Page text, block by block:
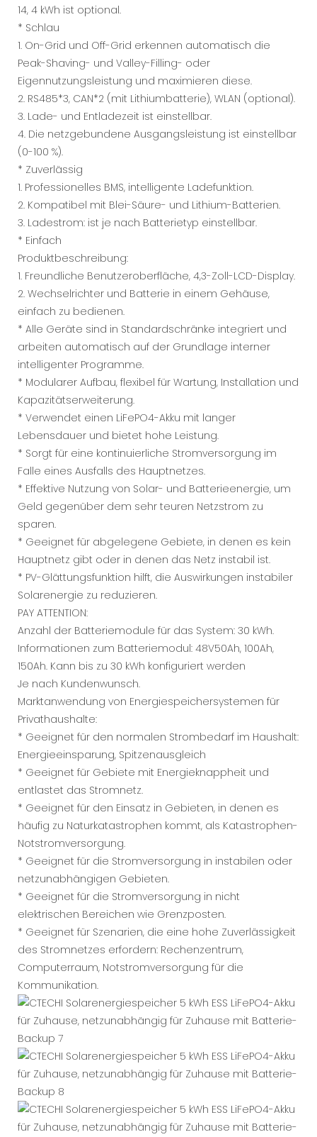
14, 4 kWh ist optional.
* Schlau
1. On-Grid und Off-Grid erkennen automatisch die
Peak-Shaving- und Valley-Filling- oder
Eigennutzungsleistung und maximieren diese.
2. RS485*3, CAN*2 (mit Lithiumbatterie), WLAN (optional).
3. Lade- und Entladezeit ist einstellbar.
4. Die netzgebundene Ausgangsleistung ist einstellbar
(0-100 %).
* Zuverlässig
1. Professionelles BMS, intelligente Ladefunktion.
2. Kompatibel mit Blei-Säure- und Lithium-Batterien.
3. Ladestrom: ist je nach Batterietyp einstellbar.
* Einfach
Produktbeschreibung:
1. Freundliche Benutzeroberfläche, 4,3-Zoll-LCD-Display.
2. Wechselrichter und Batterie in einem Gehäuse,
einfach zu bedienen.
* Alle Geräte sind in Standardschränke integriert und
arbeiten automatisch auf der Grundlage interner
intelligenter Programme.
* Modularer Aufbau, flexibel für Wartung, Installation und
Kapazitätserweiterung.
* Verwendet einen LiFePO4-Akku mit langer
Lebensdauer und bietet hohe Leistung.
* Sorgt für eine kontinuierliche Stromversorgung im
Falle eines Ausfalls des Hauptnetzes.
* Effektive Nutzung von Solar- und Batterieenergie, um
Geld gegenüber dem sehr teuren Netzstrom zu
sparen.
* Geeignet für abgelegene Gebiete, in denen es kein
Hauptnetz gibt oder in denen das Netz instabil ist.
* PV-Glättungsfunktion hilft, die Auswirkungen instabiler
Solarenergie zu reduzieren.
PAY ATTENTION:
Anzahl der Batteriemodule für das System: 30 kWh.
Informationen zum Batteriemodul: 48V50Ah, 100Ah,
150Ah. Kann bis zu 30 kWh konfiguriert werden
Je nach Kundenwunsch.
Marktanwendung von Energiespeichersystemen für
Privathaushalte:
* Geeignet für den normalen Strombedarf im Haushalt:
Energieeinsparung, Spitzenausgleich
* Geeignet für Gebiete mit Energieknappheit und
entlastet das Stromnetz.
* Geeignet für den Einsatz in Gebieten, in denen es
häufig zu Naturkatastrophen kommt, als Katastrophen-
Notstromversorgung.
* Geeignet für die Stromversorgung in instabilen oder
netzunabhängigen Gebieten.
* Geeignet für die Stromversorgung in nicht
elektrischen Bereichen wie Grenzposten.
* Geeignet für Szenarien, die eine hohe Zuverlässigkeit
des Stromnetzes erfordern: Rechenzentrum,
Computerraum, Notstromversorgung für die
Kommunikation.